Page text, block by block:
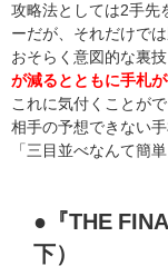
攻略法としては2手先
ーだが、それだけで
おそらく意図的な裏技
が減るとともに手札
これに気付くことが
相手の予想できない
「三目並べなんて簡
●『THE
下）